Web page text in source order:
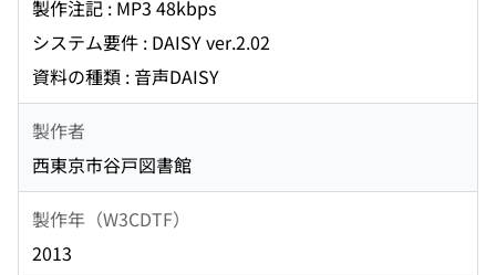
製作注記 : MP3 48kbps
システム要件 : DAISY ver.2.02
資料の種類 : 音声DAISY
製作者
西東京市谷戸図書館
製作年（W3CDTF）
2013